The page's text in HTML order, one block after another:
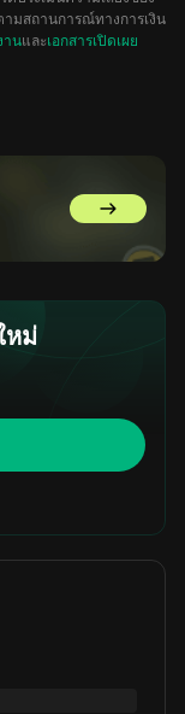
มสถานการณ์ทางการเงิน
านและเอกสารเปิดเผย
ไปที่
หม่